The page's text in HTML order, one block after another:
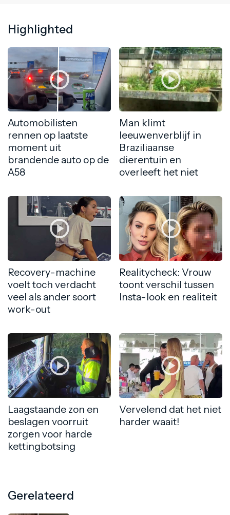
Highlighted
Automobilisten
rennen op laatste
moment uit
brandende auto op de
A58
Man klimt
leeuwenverblijf in
Braziliaanse
dierentuin en
overleeft het niet
Recovery-machine
voelt toch verdacht
veel als ander soort
work-out
Realitycheck: Vrouw
toont verschil tussen
Insta-look en realiteit
Laagstaande zon en
beslagen voorruit
zorgen voor harde
kettingbotsing
Vervelend dat het niet
harder waait!
Gerelateerd